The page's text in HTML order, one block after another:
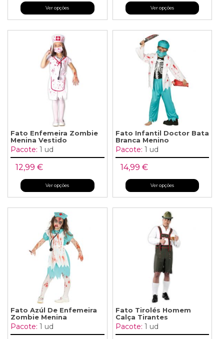
Ver opções Ver opções
Fato Enfemeira Zombie
Menina Vestido
Pacote: 1 ud
12,99 €
Ver opções
Fato Infantil Doctor Bata
Branca Menino
Pacote: 1 ud
14,99 €
Ver opções
Fato Azúl De Enfemeira
Zombie Menina
Pacote: 1 ud
Fato Tirolés Homem
Calça Tirantes
Pacote: 1 ud